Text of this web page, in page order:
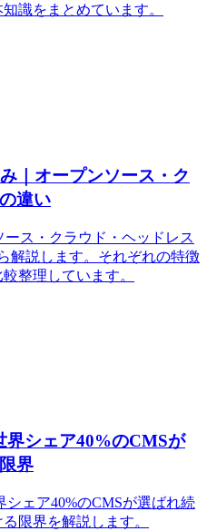
識をまとめています。
｜オープンソース・ク
違い
ス・クラウド・ヘッドレス
解説します。それぞれの特徴
整理しています。
界シェア40%のCMSが
界
シェア40%のCMSが選ばれ続
限界を解説します。